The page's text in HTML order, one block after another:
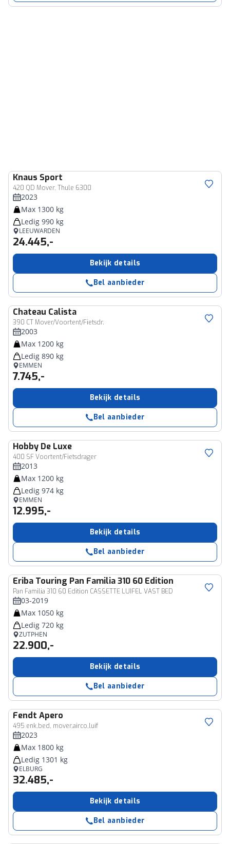
Knaus Sport
420 QD Mover, Thule 6300
2023
Max 1300 kg
Ledig 990 kg
LEEUWARDEN
24.445,-
Bekijk details
Bel aanbieder
Chateau Calista
390 CT Mover/Voortent/Fietsdr.
2003
Max 1200 kg
Ledig 890 kg
EMMEN
7.745,-
Bekijk details
Bel aanbieder
Hobby De Luxe
400 SF Voortent/Fietsdrager
2013
Max 1200 kg
Ledig 974 kg
EMMEN
12.995,-
Bekijk details
Bel aanbieder
Eriba Touring Pan Familia 310 60 Edition
Pan Familia 310 60 Edition CASSETTE LUIFEL VAST BED
03-2019
Max 1050 kg
Ledig 720 kg
ZUTPHEN
22.900,-
Bekijk details
Bel aanbieder
Fendt Apero
495 enk,bed, mover,airco,luif
2023
Max 1800 kg
Ledig 1301 kg
ELBURG
32.485,-
Bekijk details
Bel aanbieder